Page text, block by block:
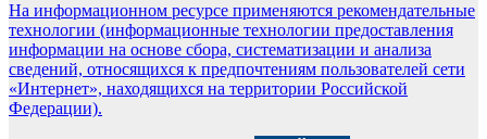
На информационном ресурсе применяются рекомендательные
технологии (информационные технологии предоставления
информации на основе сбора, систематизации и анализа
сведений, относящихся к предпочтениям пользователей сети
«Интернет», находящихся на территории Российской
Федерации).